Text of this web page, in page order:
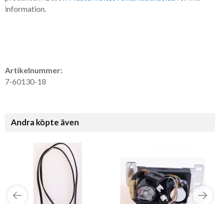
information.
Artikelnummer:
7-60130-18
Andra köpte även